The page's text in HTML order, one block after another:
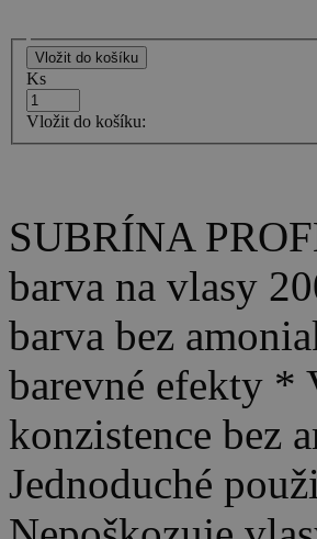
Ks
Vložit do košíku:
SUBRÍNA
barva na vlasy
barva bez
barevné efekty *
konzistence bez
Jednoduché